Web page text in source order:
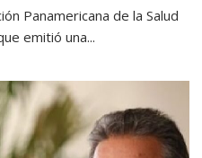
Panamericana de la Salud
emitió una...